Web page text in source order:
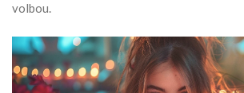
volbou.